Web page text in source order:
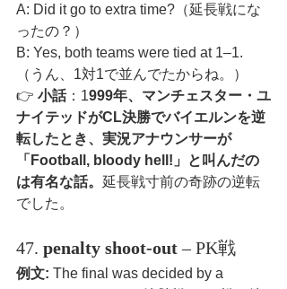
A: Did it go to extra time?（延長戦にな
ったの？）
B: Yes, both teams were tied at 1–1.
（うん、1対1で並んでたからね。）
👉 小話：1999年、マンチェスター・ユ
ナイテッドがCL決勝でバイエルンを逆
転したとき、実況アナウンサーが
「Football, bloody hell!」と叫んだの
は有名な話。 延長戦寸前の奇跡の逆転
でした。
47. penalty shoot-out – PK戦
例文: The final was decided by a